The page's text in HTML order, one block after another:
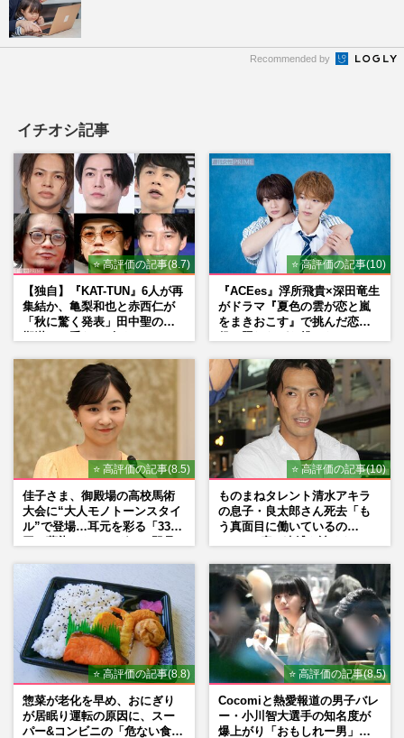
Recommended by
イチオシ記事
⭐ 高評価の記事(8.7)
【独自】『KAT-TUN』6人が再
集結か、亀梨和也と赤西仁が
「秋に驚く発表」田中聖の刑
⭐ 高評価の記事(10)
『ACEes』浮所飛貴×深田竜生
がドラマ『夏色の雲が恋と嵐
をまきおこす』で挑んだ恋人
⭐ 高評価の記事(8.5)
佳子さま、御殿場の高校馬術
大会に“大人モノトーンスタイ
ル”で登場…耳元を彩る「3300
⭐ 高評価の記事(10)
ものまねタレント清水アキラ
の息子・良太郎さん死去「も
う真面目に働いているの
⭐ 高評価の記事(8.8)
惣菜が老化を早め、おにぎり
が居眠り運転の原因に、スー
パー&コンビニの「危ない食
⭐ 高評価の記事(8.5)
Cocomiと熱愛報道の男子バレ
ー・小川智大選手の知名度が
爆上がり「おもしれー男」フ